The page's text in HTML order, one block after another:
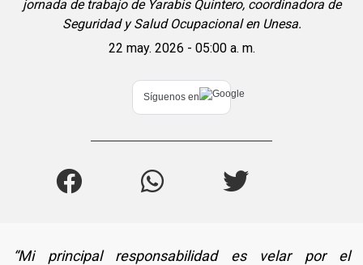
jornada de trabajo de Yarabis Quintero, coordinadora de
Seguridad y Salud Ocupacional en Unesa.
22 may. 2026 - 05:00 a. m.
Síguenos en
“Mi principal responsabilidad es velar por el